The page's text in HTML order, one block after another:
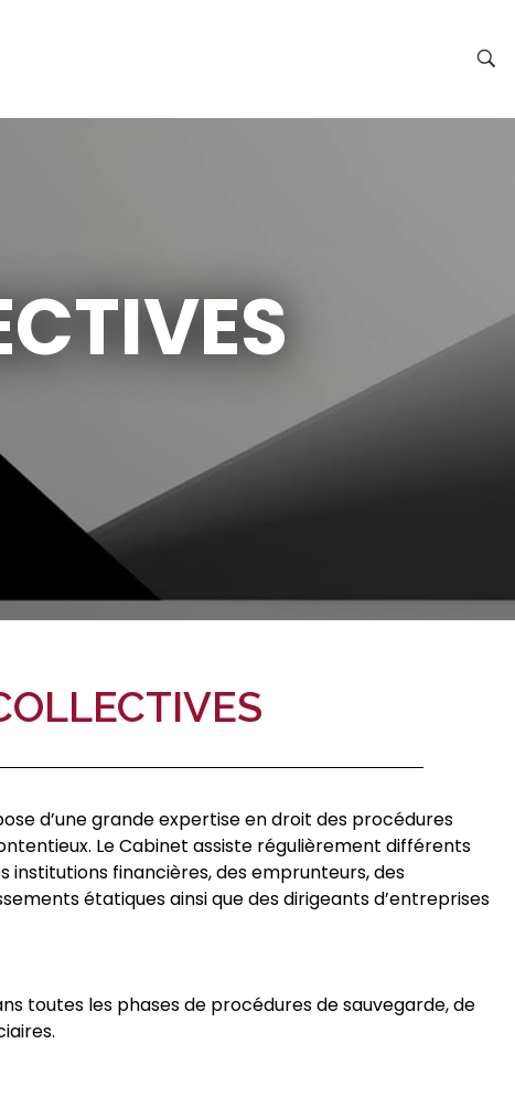
d’une grande expertise en droit des procédures
Le Cabinet assiste régulièrement différents
institutions financières, des emprunteurs, des
étatiques ainsi que des dirigeants d’entreprises
toutes les phases de procédures de sauvegarde, de